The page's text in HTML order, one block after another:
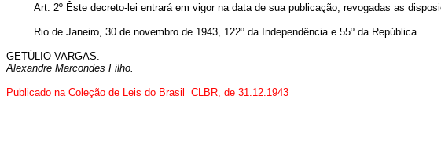
Art. 2º Êste decreto-lei entrará em vigor na data de sua publicação, revogadas as
Rio de Janeiro, 30 de novembro de 1943, 122º da Independência e 55º da República.
GETÚLIO VARGAS.
Alexandre Marcondes Filho.
Publicado na Coleção de Leis do Brasil CLBR, de 31.12.1943